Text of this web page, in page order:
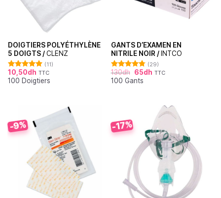
DOIGTIERS POLYÉTHYLÈNE
5 DOIGTS /CLENZ
Note5.00
sur 5
(11)
10,50dh TTC
100 Doigtiers
GANTS D’EXAMEN EN
NITRILE NOIR / INTCO
Note4.76
sur 5
(29)
130dh 65dh TTC
100 Gants
-9% -17%